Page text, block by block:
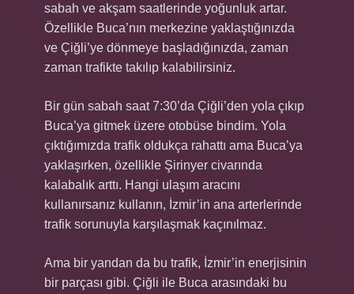
sabah ve akşam saatlerinde yoğunluk artar.
Özellikle Buca’nın merkezine yaklaştığınızda
ve Çiğli’ye dönmeye başladığınızda, zaman
zaman trafikte takılıp kalabilirsiniz.
Bir gün sabah saat 7:30’da Çiğli’den yola çıkıp
Buca’ya gitmek üzere otobüse bindim. Yola
çıktığımızda trafik oldukça rahattı ama Buca’ya
yaklaşırken, özellikle Şirinyer civarında
kalabalık arttı. Hangi ulaşım aracını
kullanırsanız kullanın, İzmir’in ana arterlerinde
trafik sorunuyla karşılaşmak kaçınılmaz.
Ama bir yandan da bu trafik, İzmir’in enerjisinin
bir parçası gibi. Çiğli ile Buca arasındaki bu